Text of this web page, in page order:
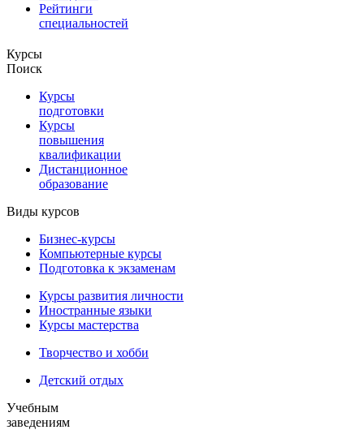
Рейтинги
специальностей
Курсы
Поиск
Курсы
подготовки
Курсы
повышения
квалификации
Дистанционное
образование
Виды курсов
Бизнес-курсы
Компьютерные курсы
Подготовка к экзаменам
Курсы развития личности
Иностранные языки
Курсы мастерства
Творчество и хобби
Детский отдых
Учебным
заведениям